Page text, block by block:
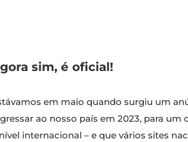
sim, é oficial!
em maio quando surgiu um
ao nosso país em 2023, para um
internacional – e que vários sites